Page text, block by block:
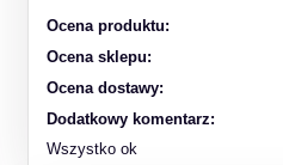
Ocena produktu:
Ocena sklepu:
Ocena dostawy:
Dodatkowy komentarz:
Wszystko ok